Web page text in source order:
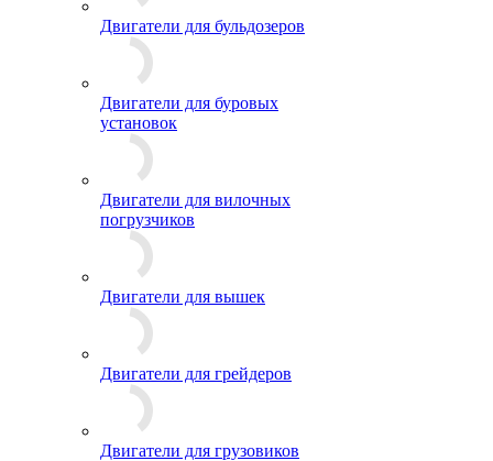
Двигатели для бульдозеров
Двигатели для буровых
установок
Двигатели для вилочных
погрузчиков
Двигатели для вышек
Двигатели для грейдеров
Двигатели для грузовиков